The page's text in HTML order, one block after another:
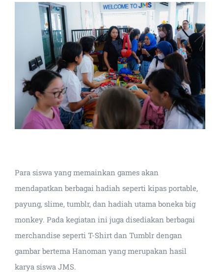
Para siswa yang memainkan games akan
mendapatkan berbagai hadiah seperti kipas portable,
payung, slime, tumblr, dan hadiah utama boneka big
monkey. Pada kegiatan ini juga disediakan berbagai
merchandise seperti T-Shirt dan Tumblr dengan
gambar bertema Hanoman yang merupakan hasil
karya siswa JMS.